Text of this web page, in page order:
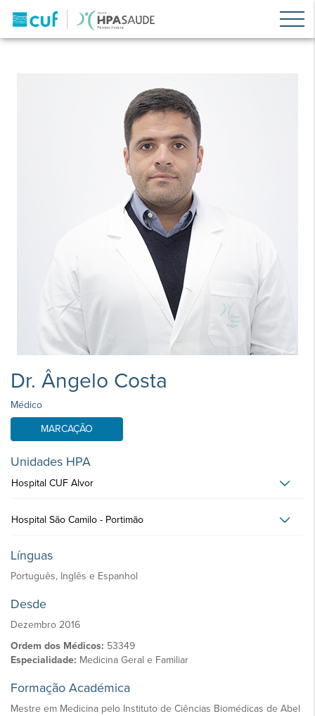
Dr. Ângelo Costa
Médico
MARCAÇÃO
Unidades HPA
Hospital CUF Alvor
Hospital São Camilo - Portimão
Línguas
Português, Inglês e Espanhol
Desde
Dezembro 2016
Ordem dos Médicos: 53349
Especialidade: Medicina Geral e Familiar
Formação Académica
Mestre em Medicina pelo Instituto de Ciências Biomédicas de Abel